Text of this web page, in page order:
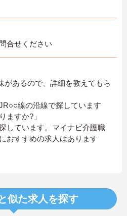
合せください
があるので、詳細を教えてもら
線の沿線で探しています
ますか?」
しています。マイナビ介護職
おすすめの求人はあります
似た求人を探す